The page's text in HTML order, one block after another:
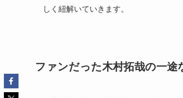
しく紐解いていきます。
ファンだった木村拓哉の一途